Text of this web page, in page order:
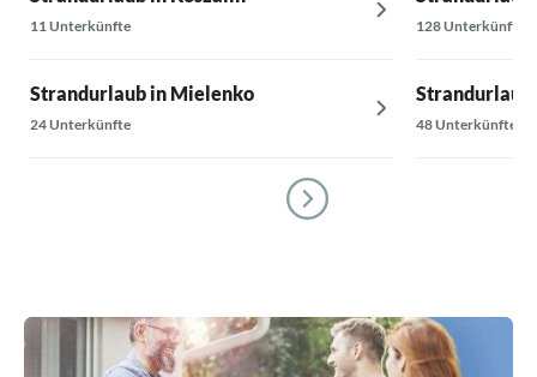
11 Unterkünfte
Strandurlaub in Mielenko
24 Unterkünfte
128 Unterkünfte
Strandurlaub
48 Unterkünfte